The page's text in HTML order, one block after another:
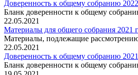
Доверенность к общему собранию
Бланк доверенности к общему
22.05.2021
Материалы для общего собрания 2021
Материалы, подлежащие
22.05.2021
Доверенность к общему собранию
Бланк доверенности к общему